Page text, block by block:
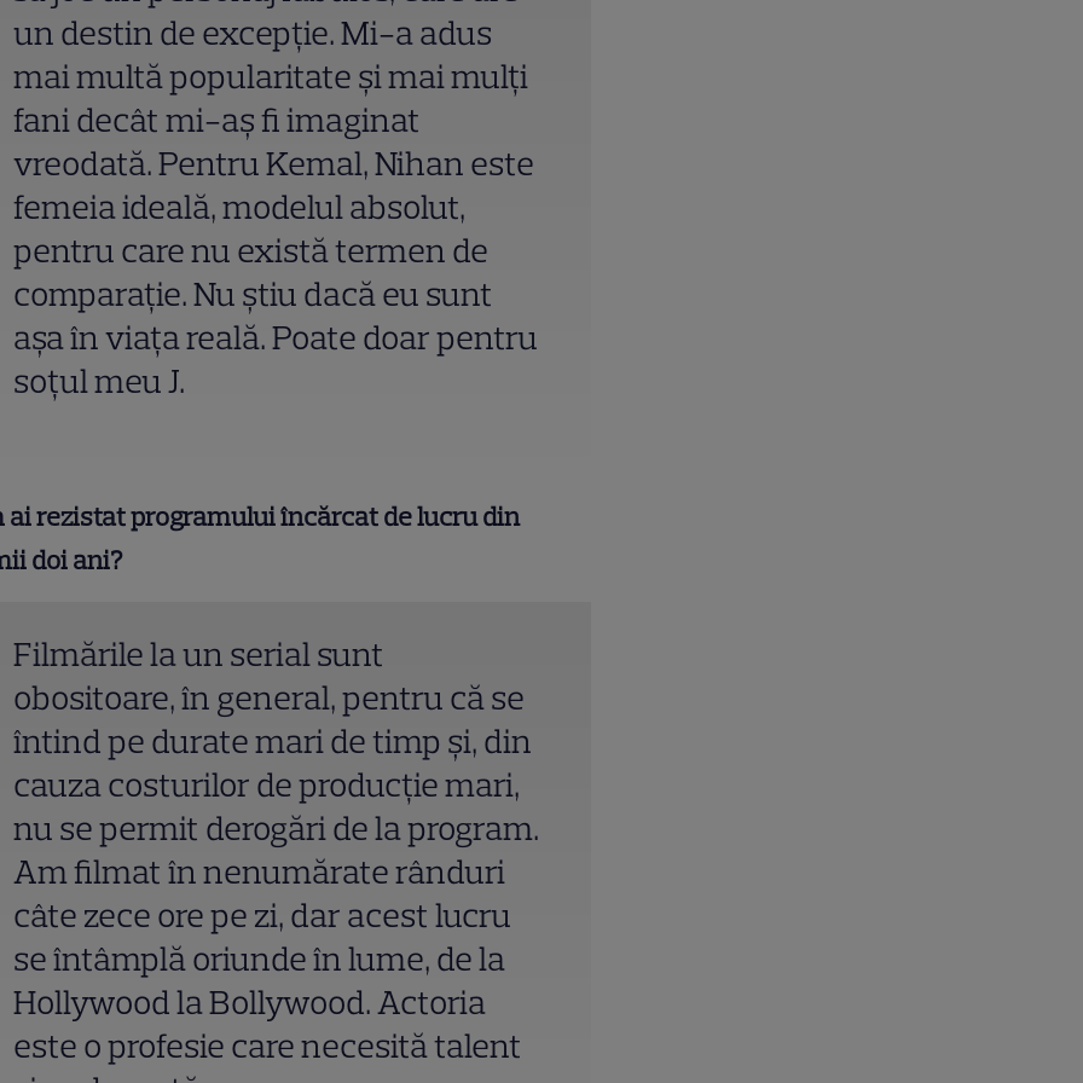
un destin de excepţie. Mi-a adus
mai multă popularitate şi mai mulţi
fani decât mi-aş fi imaginat
vreodată. Pentru Kemal, Nihan este
femeia ideală, modelul absolut,
pentru care nu există termen de
comparaţie. Nu ştiu dacă eu sunt
aşa în viaţa reală. Poate doar pentru
soţul meu J.
ai rezistat programului încărcat de lucru din
doi ani?
Filmările la un serial sunt
obositoare, în general, pentru că se
întind pe durate mari de timp şi, din
cauza costurilor de producţie mari,
nu se permit derogări de la program.
Am filmat în nenumărate rânduri
câte zece ore pe zi, dar acest lucru
se întâmplă oriunde în lume, de la
Hollywood la Bollywood. Actoria
este o profesie care necesită talent